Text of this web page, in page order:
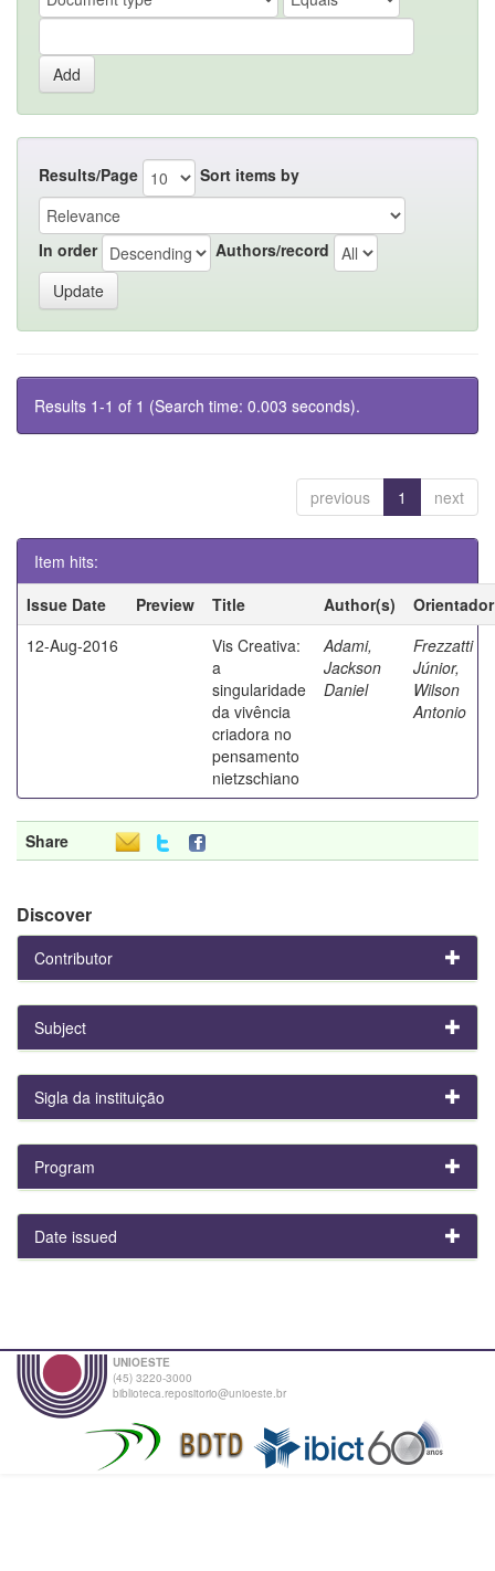
Results/Page Sort items by
In order Authors/record
Results 1-1 of 1 (Search time: 0.003 seconds).
previous 1 next
Item hits:
Issue Date
Preview Title Author(s)
Orientador
12-Aug-2016
Vis Creativa:
a
singularidade
da vivência
criadora no
pensamento
nietzschiano
Adami,
Jackson
Daniel
Frezzatti
Júnior,
Wilson
Antonio
Share
Discover
Contributor
Subject
Sigla da instituição
Program
Date issued
UNIOESTE
(45) 3220-3000
biblioteca.repositorio@unioeste.br